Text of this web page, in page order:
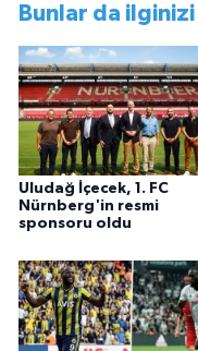
Bunlar da
Uludağ İçecek, 1. FC
Nürnberg'in resmi
sponsoru oldu